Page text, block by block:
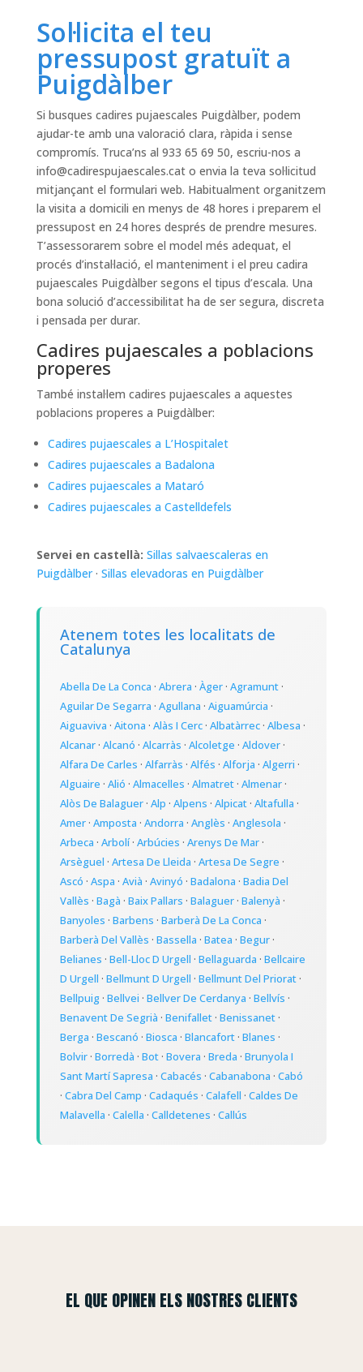
Sol·licita el teu
pressupost gratuït a
Puigdàlber
Si busques cadires pujaescales Puigdàlber, podem
ajudar-te amb una valoració clara, ràpida i sense
compromís. Truca’ns al 933 65 69 50, escriu-nos a
info@cadirespujaescales.cato envia la teva sol·licitud
mitjançant el formulari web. Habitualment organitzem
la visita a domicili en menys de 48 hores i preparem el
pressupost en 24 hores després de prendre mesures.
T’assessorarem sobre el model més adequat, el
procés d’instal·lació, el manteniment i el preu cadira
pujaescales Puigdàlber segons el tipus d’escala. Una
bona solució d’accessibilitat ha de ser segura, discreta
i pensada per durar.
Cadires pujaescales a poblacions
properes
També instal·lem cadires pujaescales a aquestes
poblacions properes a Puigdàlber:
Cadires pujaescales a L’Hospitalet
Cadires pujaescales a Badalona
Cadires pujaescales a Mataró
Cadires pujaescales a Castelldefels
Servei en castellà: Sillas salvaescaleras en
Puigdàlber· Sillas elevadoras en Puigdàlber
Atenem totes les localitats de
Catalunya
Abella De La Conca · Abrera · Àger· Agramunt·
Aguilar De Segarra · Agullana · Aiguamúrcia ·
Aiguaviva · Aitona · Alàs I Cerc· Albatàrrec· Albesa ·
Alcanar· Alcanó · Alcarràs · Alcoletge · Aldover·
Alfara De Carles · Alfarràs · Alfés · Alforja · Algerri ·
Alguaire · Alió · Almacelles · Almatret· Almenar·
Alòs De Balaguer· Alp · Alpens · Alpicat· Altafulla ·
Amer· Amposta · Andorra · Anglès · Anglesola ·
Arbeca · Arbolí· Arbúcies · Arenys De Mar·
Arsèguel · Artesa De Lleida · Artesa De Segre ·
Ascó · Aspa · Avià · Avinyó · Badalona · Badia Del
Vallès · Bagà · Baix Pallars · Balaguer· Balenyà ·
Banyoles · Barbens · Barberà De La Conca ·
Barberà Del Vallès · Bassella · Batea · Begur·
Belianes · Bell-Lloc D Urgell · Bellaguarda · Bellcaire
D Urgell · Bellmunt D Urgell · Bellmunt Del Priorat·
Bellpuig· Bellvei · Bellver De Cerdanya · Bellvís ·
Benavent De Segrià · Benifallet· Benissanet·
Berga · Bescanó · Biosca · Blancafort· Blanes ·
Bolvir· Borredà · Bot· Bovera · Breda · Brunyola I
Sant Martí Sapresa · Cabacés · Cabanabona · Cabó
· Cabra Del Camp · Cadaqués · Calafell · Caldes De
Malavella · Calella · Calldetenes · Callús
EL QUE OPINEN ELS NOSTRES CLIENTS